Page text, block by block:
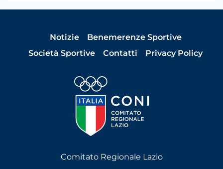
Notizie
Benemerenze Sportive
Società Sportive
Contatti Privacy Policy
Comitato Regionale Lazio